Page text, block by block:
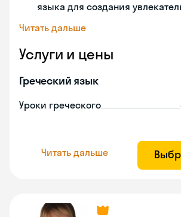
языка для создания
Читать дальше
Услуги и цены
Греческий язык
Уроки греческого
Читать дальше